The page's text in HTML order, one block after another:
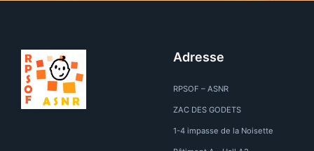
Adresse
RPSOF – ASNR
ZAC DES GODETS
1-4 impasse de la Noisette